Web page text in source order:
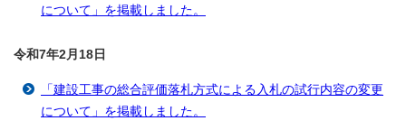
について」を掲載しました。
令和7年2月18 日
「建設工事の総合評価落札方式による入札の試行内容の変更
について」を掲載しました。